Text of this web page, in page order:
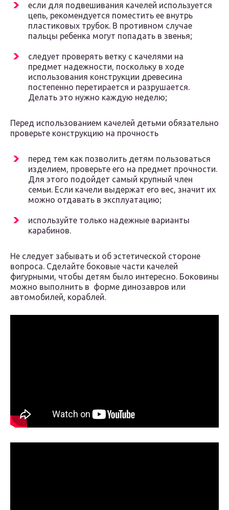
если для подвешивания качелей используется
цепь, рекомендуется поместить ее внутрь
пластиковых трубок. В противном случае
пальцы ребенка могут попадать в звенья;
следует проверять ветку с качелями на
предмет надежности, поскольку в ходе
использования конструкции древесина
постепенно перетирается и разрушается.
Делать это нужно каждую неделю;
Перед использованием качелей детьми обязательно
проверьте конструкцию на прочность
перед тем как позволить детям пользоваться
изделием, проверьте его на предмет прочности.
Для этого подойдет самый крупный член
семьи. Если качели выдержат его вес, значит их
можно отдавать в эксплуатацию;
используйте только надежные варианты
карабинов.
Не следует забывать и об эстетической стороне
вопроса. Сделайте боковые части качелей
фигурными, чтобы детям было интересно. Боковины
можно выполнить в форме динозавров или
автомобилей, кораблей.